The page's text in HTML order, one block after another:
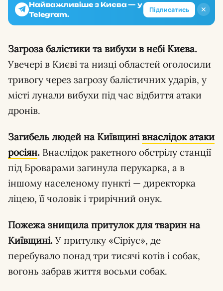
✕
Найважливіше з Києва — у
Telegram.
Підписатись
Загроза балістики та вибухи в небі Києва.
Увечері в Києві та низці областей оголосили
тривогу через загрозу балістичних ударів, у
місті лунали вибухи під час відбиття атаки
дронів.
Загибель людей на Київщинівнаслідок атаки
росіян. Внаслідок ракетного обстрілу станції
під Броварами загинула перукарка, а в
іншому населеному пункті — директорка
ліцею, її чоловік і трирічний онук.
Пожежа знищила притулок для тварин на
Київщині. У притулку «Сіріус», де
перебувало понад три тисячі котів і собак,
вогонь забрав життя восьми собак.